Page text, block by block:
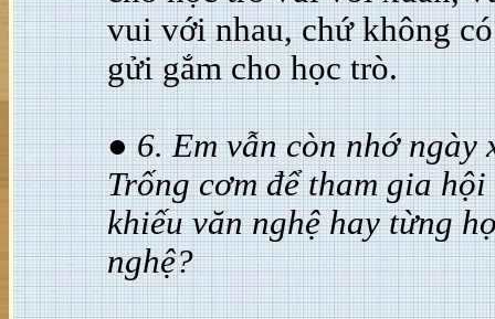
vui với nhau, chứ không
gửi gắm cho học trò.
● 6. Em vẫn còn nhớ ngày
Trống cơm để tham gia
khiếu văn nghệ hay từng
nghệ?